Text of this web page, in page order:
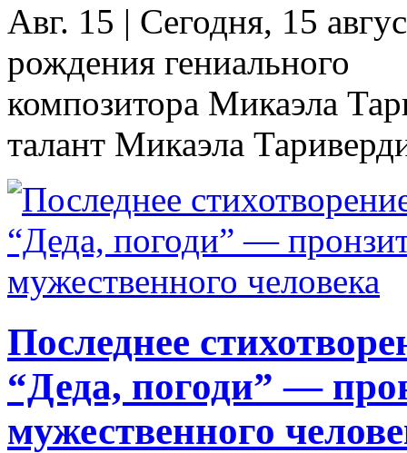
Авг. 15 | Сегодня, 15
рождения гениального
композитора Микаэла
талант Микаэла
Последнее
“Деда, погоди” —
мужественного